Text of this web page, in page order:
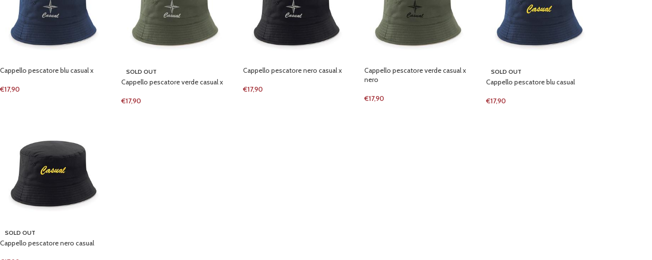
Cappello pescatore blu casual x
€17,90
SOLD OUT
Cappello pescatore verde casual x
€17,90
Cappello pescatore nero casual x
€17,90
Cappello pescatore verde casual x
nero
€17,90
SOLD OUT
Cappello pescatore blu casual
€17,90
SOLD OUT
Cappello pescatore nero casual